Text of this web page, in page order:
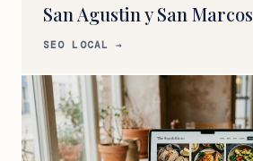
San Agustin y San Marcos
SEO LOCAL →